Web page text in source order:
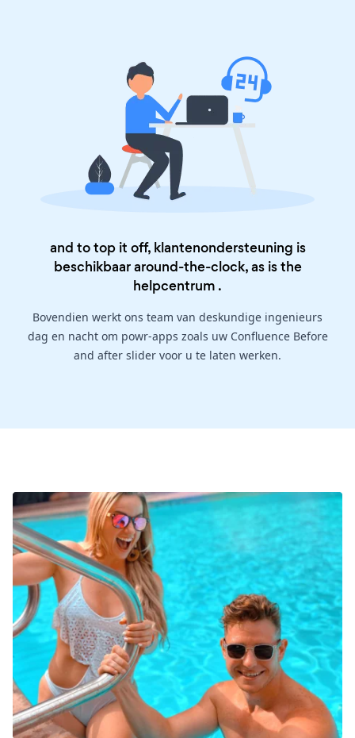
and to top it off, klantenondersteuning is
beschikbaar around-the-clock, as is the
helpcentrum .
Bovendien werkt ons team van deskundige ingenieurs
dag en nacht om powr-apps zoals uw Confluence Before
and after slider voor u te laten werken.